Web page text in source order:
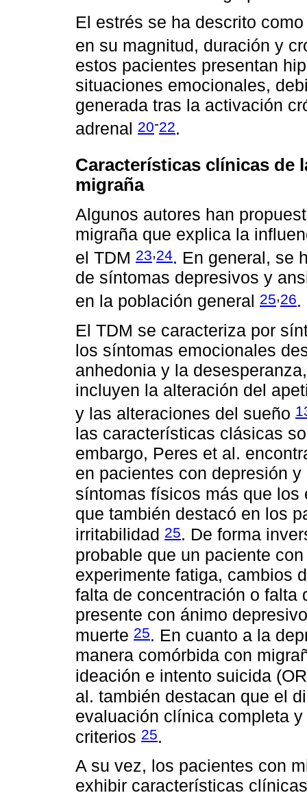
El estrés se ha descrito
en su magnitud, duración y
estos pacientes presentan
situaciones emocionales,
generada tras la activación
adrenal 20-22.
Características clínicas de
migraña
Algunos autores han
migraña que explica la
el TDM 23,24. En general, se
de síntomas depresivos y
en la población general 25,26.
El TDM se caracteriza por
los síntomas emocionales
anhedonia y la
incluyen la alteración del
y las alteraciones del sueño
las características clásicas
embargo, Peres et al.
en pacientes con depresión
síntomas físicos más que
que también destacó en los
irritabilidad 25. De forma
probable que un paciente
experimente fatiga, cambios
falta de concentración o falta
presente con ánimo
muerte 25. En cuanto a la
manera comórbida con
ideación e intento suicida
al. también destacan que el
evaluación clínica completa
criterios 25.
A su vez, los pacientes con
exhibir características